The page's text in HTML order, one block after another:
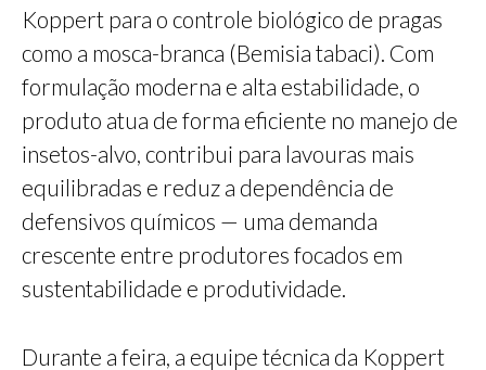
Koppert para o controle biológico de pragas
como a mosca-branca (Bemisia tabaci). Com
formulação moderna e alta estabilidade, o
produto atua de forma eficiente no manejo de
insetos-alvo, contribui para lavouras mais
equilibradas e reduz a dependência de
defensivos químicos — uma demanda
crescente entre produtores focados em
sustentabilidade e produtividade.
Durante a feira, a equipe técnica da Koppert